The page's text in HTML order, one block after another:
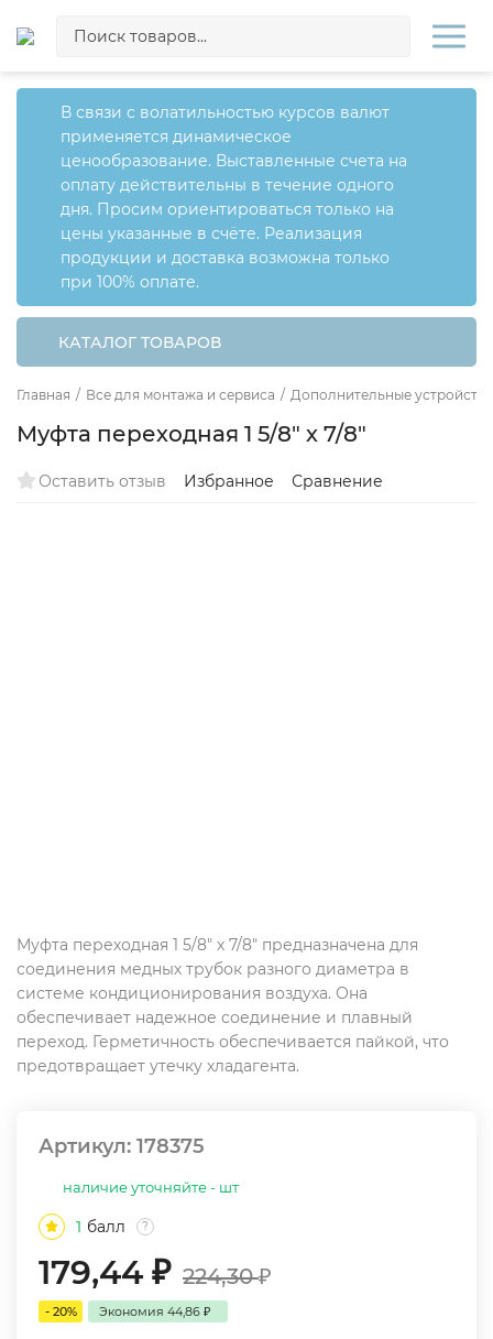
В связи с волатильностью курсов валют
применяется динамическое
ценообразование. Выставленные счета на
оплату действительны в течение одного
дня. Просим ориентироваться только на
цены указанные в счёте. Реализация
продукции и доставка возможна только
при 100% оплате.
КАТАЛОГ ТОВАРОВ
Главная / Все для монтажа и сервиса / Дополнительные
Муфта переходная 1 5/8" х 7/8"
Оставить отзыв Избранное Сравнение
Муфта переходная 1 5/8" х 7/8" предназначена для
соединения медных трубок разного диаметра в
системе кондиционирования воздуха. Она
обеспечивает надежное соединение и плавный
переход. Герметичность обеспечивается пайкой, что
предотвращает утечку хладагента.
Артикул: 178375
наличие уточняйте - шт
1 балл ?
179,44 ₽ 224,30₽
- 20% Экономия 44,86 ₽